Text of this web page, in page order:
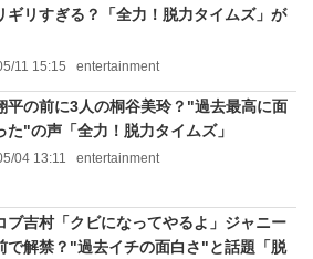
ギリすぎる？「全力！脱力タイムズ」が
11 15:15 entertainment
平の前に3人の桐谷美玲？"過去最高に面
た"の声「全力！脱力タイムズ」
04 13:11 entertainment
ブ吉村「クビになってやるよ」ジャニー
で解禁？"過去イチの面白さ"と話題「脱